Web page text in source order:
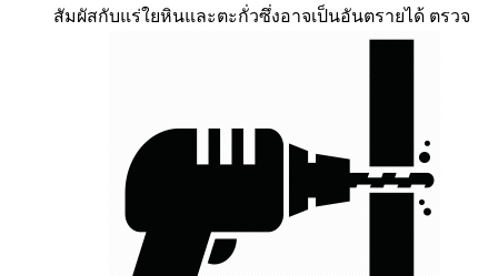
สัมผัสกับแร่ใยหินและตะกั่วซึ่งอาจเป็นอันตรายได้ ตรวจ